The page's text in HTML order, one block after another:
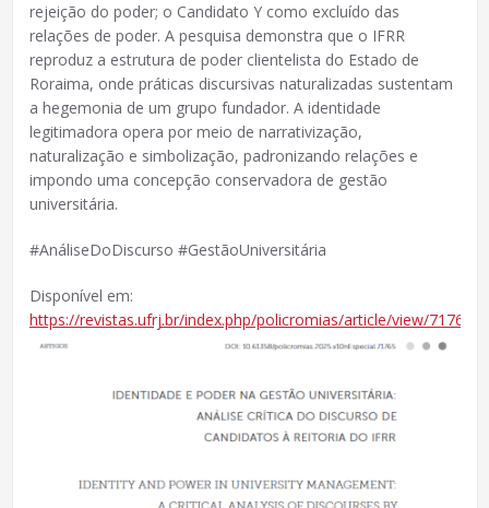
rejeição do poder; o Candidato Y como excluído das
relações de poder. A pesquisa demonstra que o IFRR
reproduz a estrutura de poder clientelista do Estado de
Roraima, onde práticas discursivas naturalizadas sustentam
a hegemonia de um grupo fundador. A identidade
legitimadora opera por meio de narrativização,
naturalização e simbolização, padronizando relações e
impondo uma concepção conservadora de gestão
universitária.
#AnáliseDoDiscurso #GestãoUniversitária
Disponível em:
https://revistas.ufrj.br/index.php/policromias/article/view/71765